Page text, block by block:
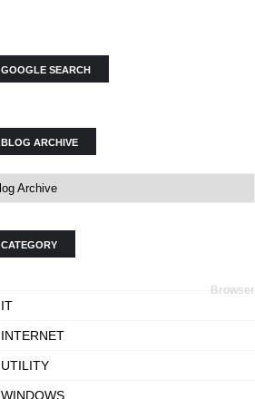
GOOGLE SEARCH
BLOG ARCHIVE
CATEGORY
Browser
IT
INTERNET
UTILITY
WINDOWS